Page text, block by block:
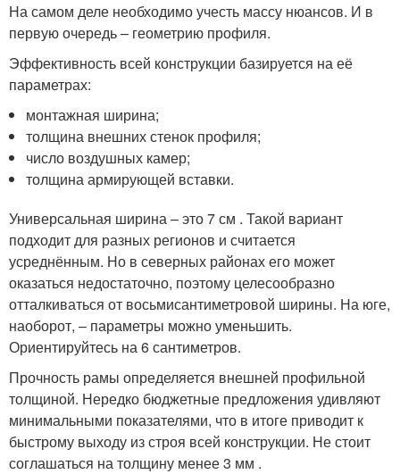
На самом деле необходимо учесть массу нюансов. И в
первую очередь – геометрию профиля.
Эффективность всей конструкции базируется на её
параметрах:
монтажная ширина;
толщина внешних стенок профиля;
число воздушных камер;
толщина армирующей вставки.
Универсальная ширина – это 7 см . Такой вариант
подходит для разных регионов и считается
усреднённым. Но в северных районах его может
оказаться недостаточно, поэтому целесообразно
отталкиваться от восьмисантиметровой ширины. На юге,
наоборот, – параметры можно уменьшить.
Ориентируйтесь на 6 сантиметров.
Прочность рамы определяется внешней профильной
толщиной. Нередко бюджетные предложения удивляют
минимальными показателями, что в итоге приводит к
быстрому выходу из строя всей конструкции. Не стоит
соглашаться на толщину менее 3 мм .